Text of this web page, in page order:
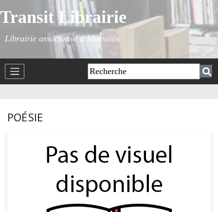
Transit Librairie
Librairie associative à Marseille
POÉSIE